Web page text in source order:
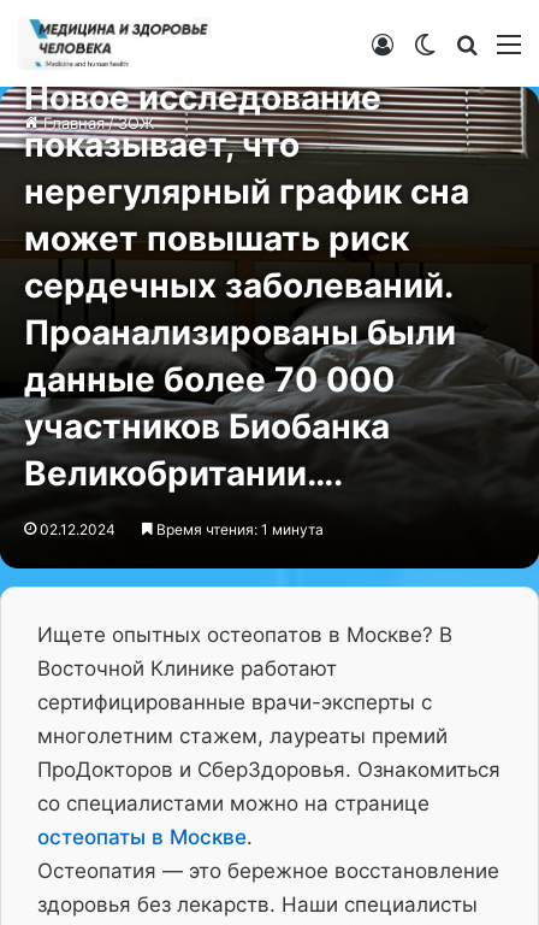
Switch skin
Войти
Главная/ЗОЖ
ЗОЖ
Новое исследование
показывает, что
нерегулярный график сна
может повышать риск
сердечных заболеваний.
Проанализированы были
данные более 70 000
участников Биобанка
Великобритании….
02.12.2024 Время чтения: 1 минута
Ищете опытных остеопатов в Москве? В
Восточной Клинике работают
сертифицированные врачи-эксперты с
многолетним стажем, лауреаты премий
ПроДокторов и СберЗдоровья. Ознакомиться
со специалистами можно на странице
остеопаты в Москве.
Остеопатия — это бережное восстановление
здоровья без лекарств. Наши специалисты